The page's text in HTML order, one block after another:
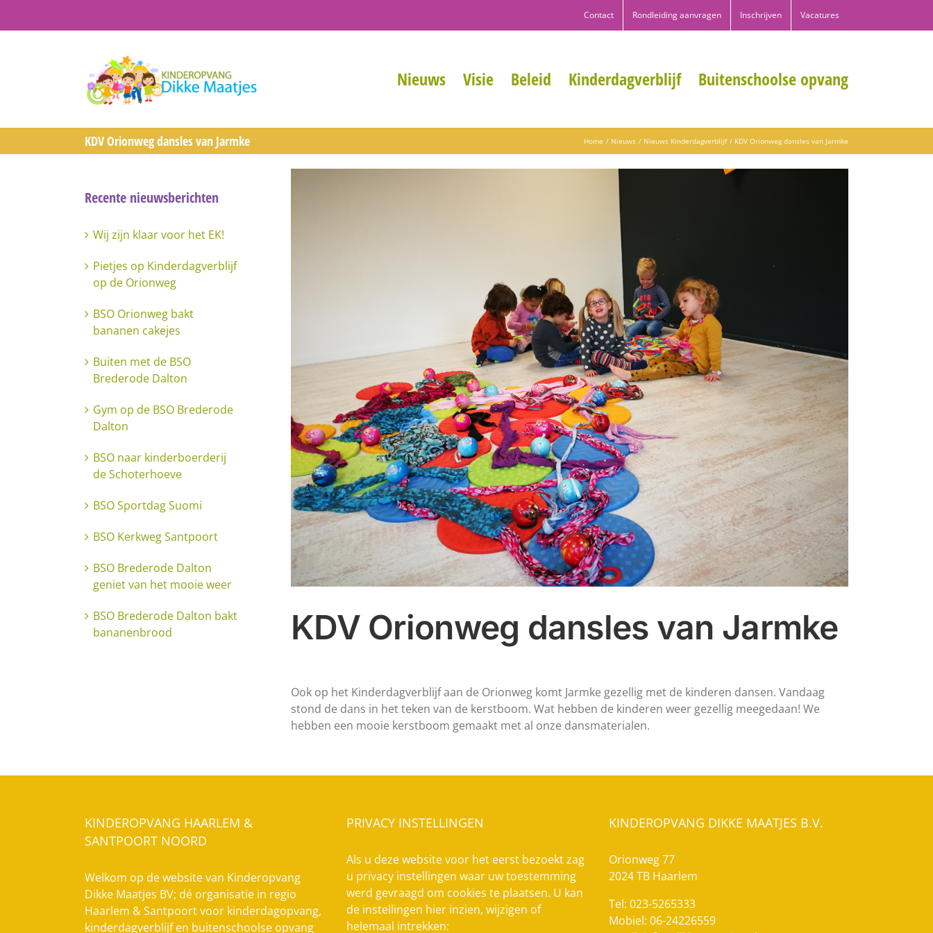
Contact Rondleiding aanvragen Inschrijven Vacatures
Nieuws Visie Beleid Kinderdagverblijf Buitenschoolse opvang
KDV Orionweg dansles van Jarmke Home Nieuws Nieuws Kinderdagverblijf KDV Orionweg dansles van Jarmke
KDV Orionweg dansles van Jarmke
Ook op het Kinderdagverblijf aan de Orionweg komt Jarmke gezellig met de kinderen dansen. Vandaag
stond de dans in het teken van de kerstboom. Wat hebben de kinderen weer gezellig meegedaan! We
hebben een mooie kerstboom gemaakt met al onze dansmaterialen.
Recente nieuwsberichten
Wij zijn klaar voor het EK!
Pietjes op Kinderdagverblijf
op de Orionweg
BSO Orionweg bakt
bananen cakejes
Buiten met de BSO
Brederode Dalton
Gym op de BSO Brederode
Dalton
BSO naar kinderboerderij
de Schoterhoeve
BSO Sportdag Suomi
BSO Kerkweg Santpoort
BSO Brederode Dalton
geniet van het mooie weer
BSO Brederode Dalton bakt
bananenbrood
KINDEROPVANG HAARLEM &
SANTPOORT NOORD
Welkom op de website van Kinderopvang
Dikke Maatjes BV; dé organisatie in regio
Haarlem & Santpoort voor kinderdagopvang,
kinderdagverblijf en buitenschoolse opvang
PRIVACY INSTELLINGEN
Als u deze website voor het eerst bezoekt zag
u privacy instellingen waar uw toestemming
werd gevraagd om cookies te plaatsen. U kan
de instellingen hier inzien, wijzigen of
helemaal intrekken:
KINDEROPVANG DIKKE MAATJES B.V.
Orionweg 77
2024 TB Haarlem
Tel: 023-5265333
Mobiel: 06-24226559